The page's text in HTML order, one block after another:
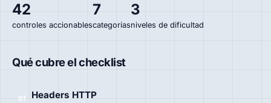
42
controles accionables
7
categorías
3
niveles de dificultad
Qué cubre el checklist
01 Headers HTTP